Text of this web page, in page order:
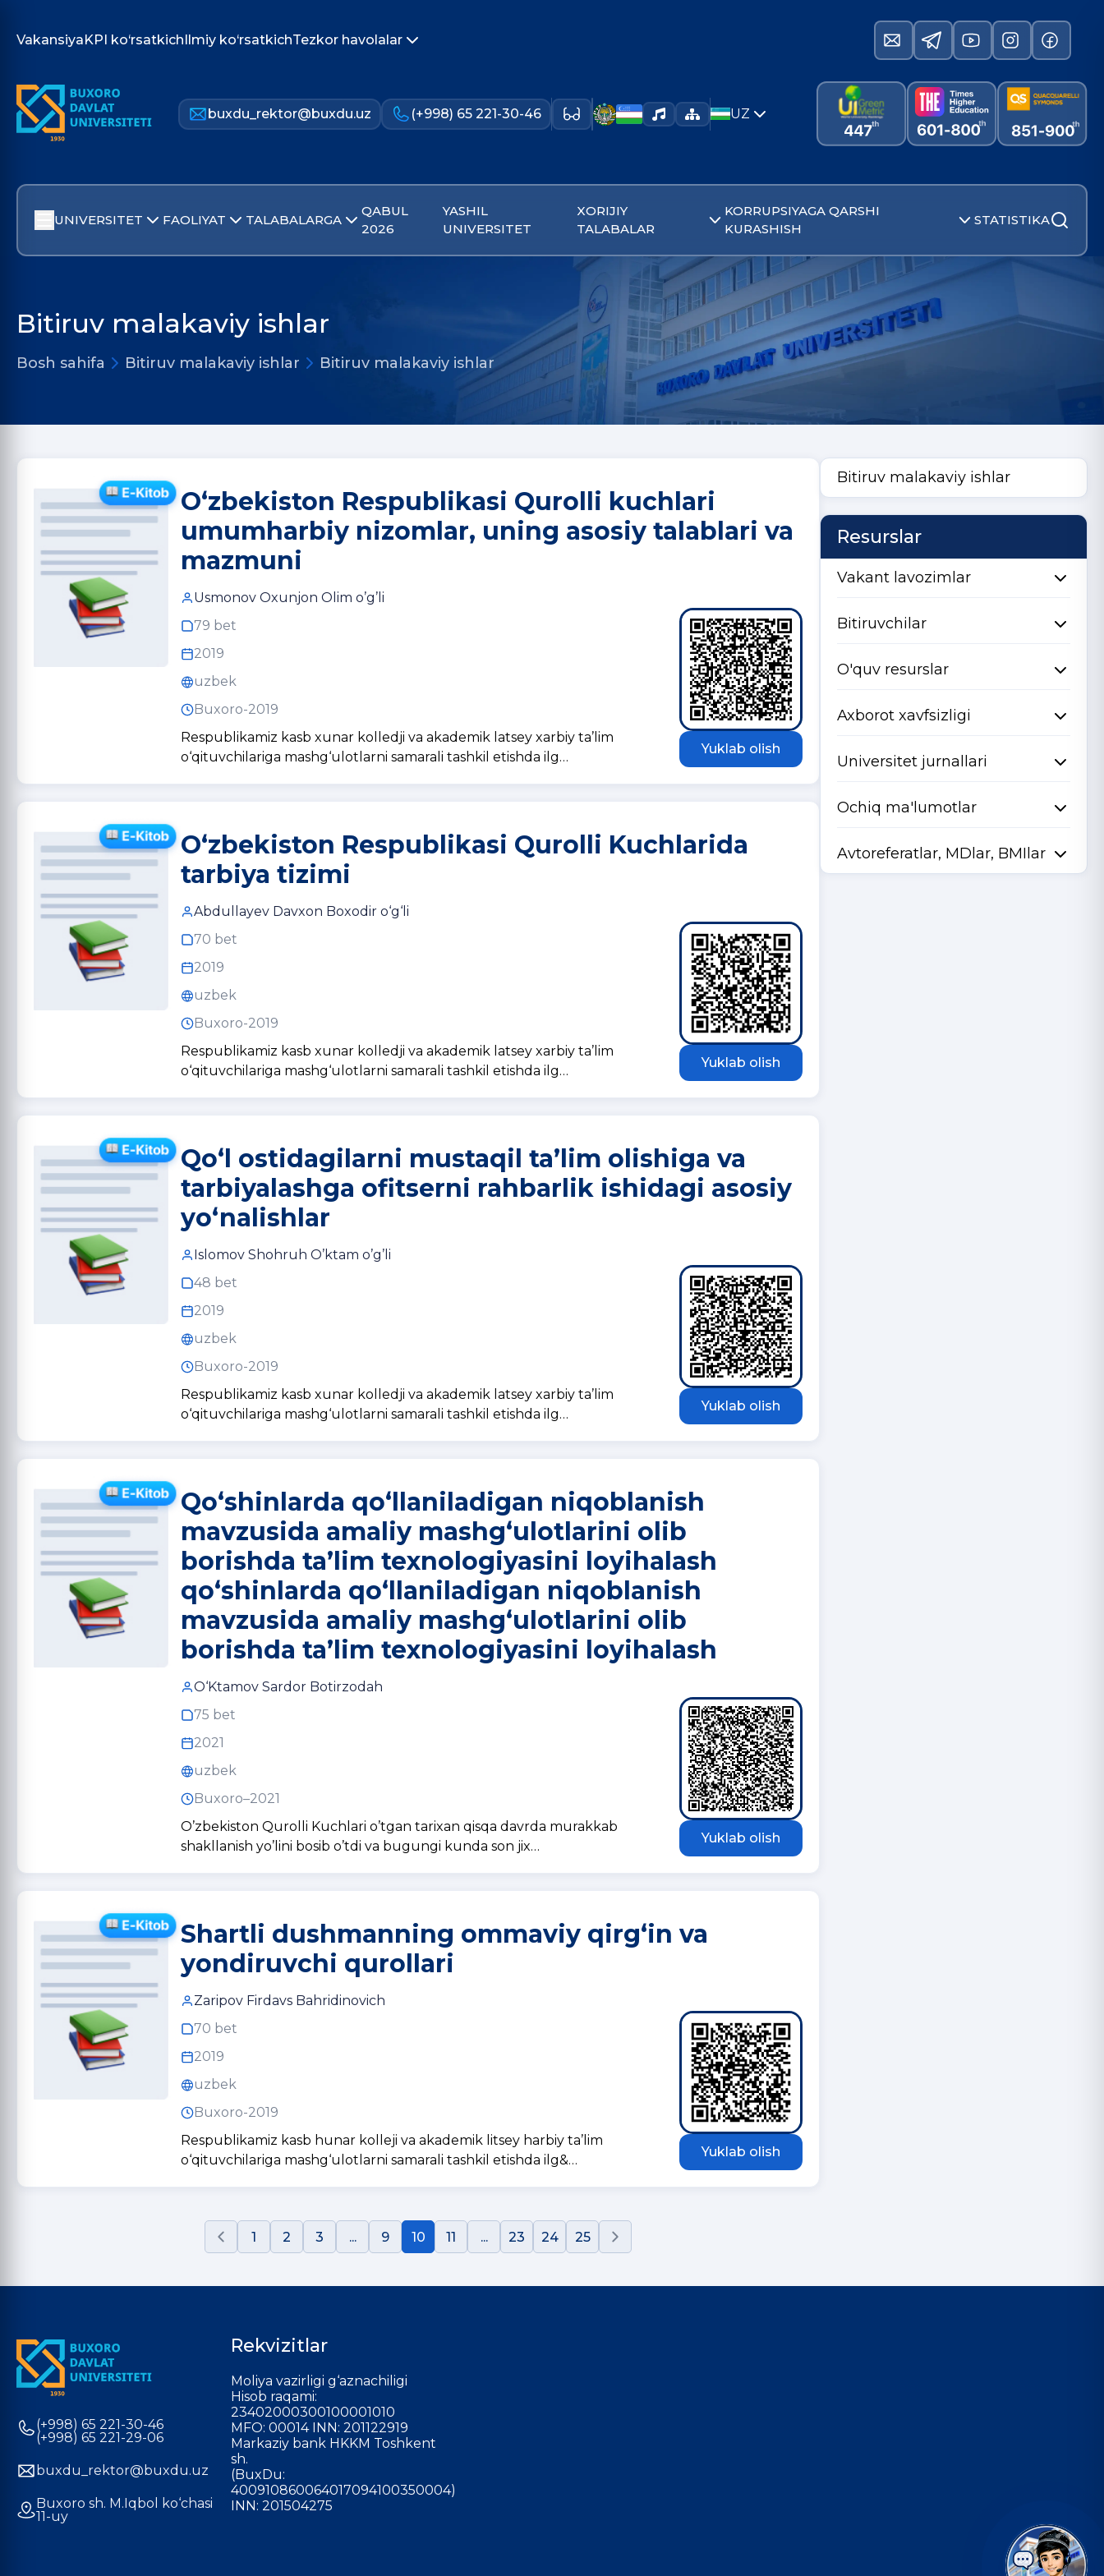
VakansiyaKPI ko‘rsatkichIlmiy ko‘rsatkichTezkor havolalar
buxdu_rektor@buxdu.uz (+998) 65 221-30-46 UZ
UNIVERSITET FAOLIYAT TALABALARGA
QABUL
2026
YASHIL
UNIVERSITET
XORIJIY
TALABALAR
KORRUPSIYAGA QARSHI
KURASHISH
STATISTIKA
Bitiruv malakaviy ishlar
Bosh sahifa Bitiruv malakaviy ishlar Bitiruv malakaviy ishlar
O‘zbekiston Respublikasi Qurolli kuchlari
umumharbiy nizomlar, uning asosiy talablari va
mazmuni
Usmonov Oxunjon Olim o’g’li
79 bet
2019
uzbek
Buxoro-2019
Respublikamiz kasb xunar kolledji va akademik latsey xarbiy ta’lim
o‘qituvchilariga mashg‘ulotlarni samarali tashkil etishda ilg…
Yuklab olish
O‘zbekiston Respublikasi Qurolli Kuchlarida
tarbiya tizimi
Abdullayev Davxon Boxodir o‘g‘li
70 bet
2019
uzbek
Buxoro-2019
Respublikamiz kasb xunar kolledji va akademik latsey xarbiy ta’lim
o‘qituvchilariga mashg‘ulotlarni samarali tashkil etishda ilg…
Yuklab olish
Qo‘l ostidagilarni mustaqil ta’lim olishiga va
tarbiyalashga ofitserni rahbarlik ishidagi asosiy
yo‘nalishlar
Islomov Shohruh O’ktam o’g’li
48 bet
2019
uzbek
Buxoro-2019
Respublikamiz kasb xunar kolledji va akademik latsey xarbiy ta’lim
o‘qituvchilariga mashg‘ulotlarni samarali tashkil etishda ilg…
Yuklab olish
Qo‘shinlarda qo‘llaniladigan niqoblanish
mavzusida amaliy mashg‘ulotlarini olib
borishda ta’lim texnologiyasini loyihalash
qo‘shinlarda qo‘llaniladigan niqoblanish
mavzusida amaliy mashg‘ulotlarini olib
borishda ta’lim texnologiyasini loyihalash
O‘Ktamov Sardor Botirzodah
75 bet
2021
uzbek
Buxoro–2021
O’zbekiston Qurolli Kuchlari o’tgan tarixan qisqa davrda murakkab
shakllanish yo’lini bosib o’tdi va bugungi kunda son jix…
Yuklab olish
Shartli dushmanning ommaviy qirg‘in va
yondiruvchi qurollari
Zaripov Firdavs Bahridinovich
70 bet
2019
uzbek
Buxoro-2019
Respublikamiz kasb hunar kolleji va akademik litsey harbiy ta’lim
o‘qituvchilariga mashg‘ulotlarni samarali tashkil etishda ilg&…
Yuklab olish
1 2 3 ... 9 10 11 ... 23 24 25
Bitiruv malakaviy ishlar
Resurslar
Vakant lavozimlar
Bitiruvchilar
O'quv resurslar
Axborot xavfsizligi
Universitet jurnallari
Ochiq ma'lumotlar
Avtoreferatlar, MDlar, BMIlar
(+998) 65 221-30-46
(+998) 65 221-29-06
buxdu_rektor@buxdu.uz
Buxoro sh. M.Iqbol ko‘chasi
11-uy
Rekvizitlar
Moliya vazirligi g‘aznachiligi
Hisob raqami:
23402000300100001010
MFO: 00014 INN: 201122919
Markaziy bank HKKM Toshkent
sh.
(BuxDu:
400910860064017094100350004)
INN: 201504275